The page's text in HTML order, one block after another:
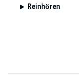
Reinhören